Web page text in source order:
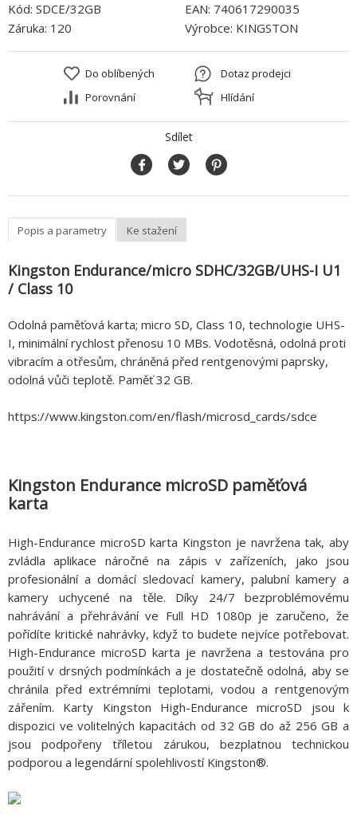
Kód: SDCE/32GB EAN: 740617290035
Záruka: 120 Výrobce: KINGSTON
Do oblíbených
Porovnání
Dotaz prodejci
Hlídání
Sdílet
Popis a parametry Ke stažení
Kingston Endurance/micro SDHC/32GB/UHS-I U1
/ Class 10
Odolná paměťová karta; micro SD, Class 10, technologie UHS-
I, minimální rychlost přenosu 10 MBs. Vodotěsná, odolná proti
vibracím a otřesům, chráněná před rentgenovými paprsky,
odolná vůči teplotě. Paměť 32 GB.
https://www.kingston.com/en/flash/microsd_cards/sdce
Kingston Endurance microSD paměťová
karta
High-Endurance microSD karta Kingston je navržena tak, aby
zvládla aplikace náročné na zápis v zařízeních, jako jsou
profesionální a domácí sledovací kamery, palubní kamery a
kamery uchycené na těle. Díky 24/7 bezproblémovému
nahrávání a přehrávání ve Full HD 1080p je zaručeno, že
pořídíte kritické nahrávky, když to budete nejvíce potřebovat.
High-Endurance microSD karta je navržena a testována pro
použití v drsných podmínkách a je dostatečně odolná, aby se
chránila před extrémními teplotami, vodou a rentgenovým
zářením. Karty Kingston High-Endurance microSD jsou k
dispozici ve volitelných kapacitách od 32 GB do až 256 GB a
jsou podpořeny tříletou zárukou, bezplatnou technickou
podporou a legendární spolehlivostí Kingston®.